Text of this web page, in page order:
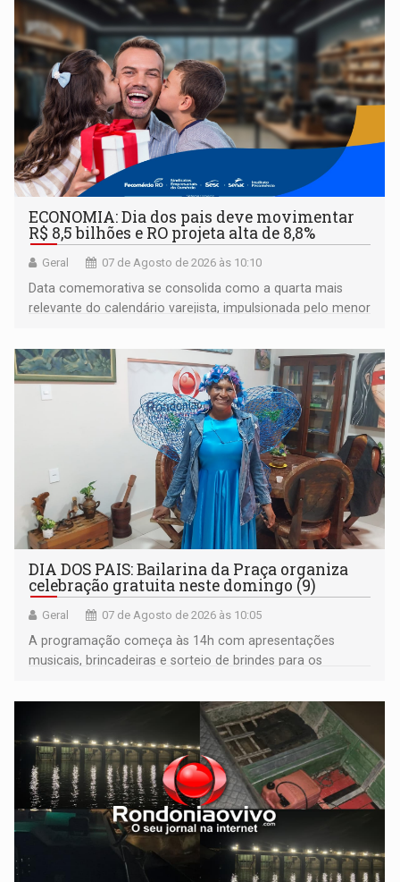
ECONOMIA: Dia dos pais deve movimentar
R$ 8,5 bilhões e RO projeta alta de 8,8%
Geral 07 de Agosto de 2026 às 10:10
Data comemorativa se consolida como a quarta mais
relevante do calendário varejista, impulsionada pelo menor
média do trabalhador
DIA DOS PAIS: Bailarina da Praça organiza
celebração gratuita neste domingo (9)
Geral 07 de Agosto de 2026 às 10:05
A programação começa às 14h com apresentações
musicais, brincadeiras e sorteio de brindes para os
bolo e canto de parabéns dedicado aos pais